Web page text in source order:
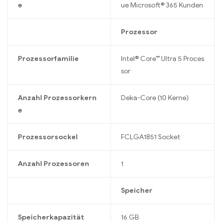
e
ue Microsoft® 365 Kunden
Prozessor
Prozessorfamilie
Intel® Core™ Ultra 5 Proces
sor
Anzahl Prozessorkern
e
Deka-Core (10 Kerne)
Prozessorsockel FCLGA1851 Socket
Anzahl Prozessoren 1
Speicher
Speicherkapazität 16 GB